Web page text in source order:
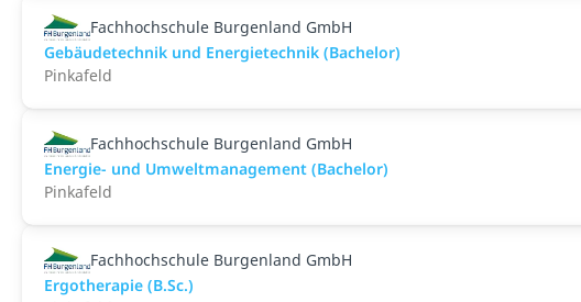
Fachhochschule Burgenland GmbH
Gebäudetechnik und Energietechnik (Bachelor)
Pinkafeld
Fachhochschule Burgenland GmbH
Energie- und Umweltmanagement (Bachelor)
Pinkafeld
Fachhochschule Burgenland GmbH
Ergotherapie (B.Sc.)